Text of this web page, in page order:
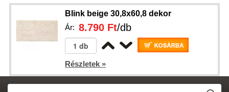
Blink beige 30,8x60,8 dekor
Ár:8.790 Ft/db
Részletek »